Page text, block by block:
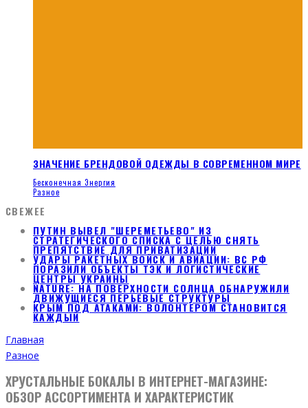
ЗНАЧЕНИЕ БРЕНДОВОЙ ОДЕЖДЫ В СОВРЕМЕННОМ МИРЕ
Бесконечная Энергия
Разное
СВЕЖЕЕ
ПУТИН ВЫВЕЛ "ШЕРЕМЕТЬЕВО" ИЗ
СТРАТЕГИЧЕСКОГО СПИСКА С ЦЕЛЬЮ СНЯТЬ
ПРЕПЯТСТВИЕ ДЛЯ ПРИВАТИЗАЦИИ
УДАРЫ РАКЕТНЫХ ВОЙСК И АВИАЦИИ: ВС РФ
ПОРАЗИЛИ ОБЪЕКТЫ ТЭК И ЛОГИСТИЧЕСКИЕ
ЦЕНТРЫ УКРАИНЫ
NATURE: НА ПОВЕРХНОСТИ СОЛНЦА ОБНАРУЖИЛИ
ДВИЖУЩИЕСЯ ПЕРЬЕВЫЕ СТРУКТУРЫ
КРЫМ ПОД АТАКАМИ: ВОЛОНТЕРОМ СТАНОВИТСЯ
КАЖДЫЙ
Главная
Разное
ХРУСТАЛЬНЫЕ БОКАЛЫ В ИНТЕРНЕТ-МАГАЗИНЕ:
ОБЗОР АССОРТИМЕНТА И ХАРАКТЕРИСТИК